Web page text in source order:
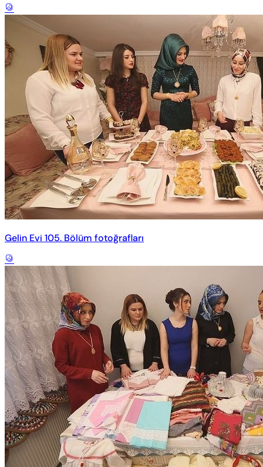
Gelin Evi 105. Bölüm fotoğrafları